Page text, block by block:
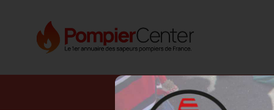
Annuaire SDIS